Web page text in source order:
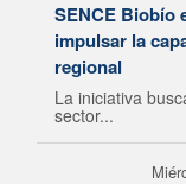
SENCE Biobío
impulsar la
regional
La iniciativa
sector...